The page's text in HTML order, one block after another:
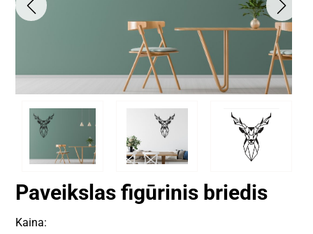
Paveikslas figūrinis briedis
Kaina: